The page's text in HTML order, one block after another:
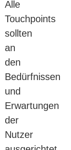
Alle
Touchpoints
sollten
an
den
Bedürfnissen
und
Erwartungen
der
Nutzer